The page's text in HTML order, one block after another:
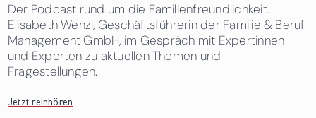
Der Podcast rund um die Familienfreundlichkeit.
Elisabeth Wenzl, Geschäftsführerin der Familie & Beruf
Management GmbH, im Gespräch mit Expertinnen
und Experten zu aktuellen Themen und
Fragestellungen.
Jetzt reinhören